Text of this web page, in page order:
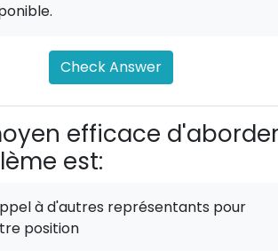
Check Answer
efficace
est:
à d'autres représentants pour
position